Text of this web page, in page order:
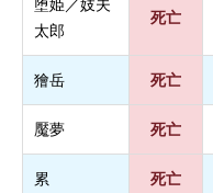
堕姫／妓夫
太郎
死亡
獪岳 死亡
魘夢 死亡
累 死亡